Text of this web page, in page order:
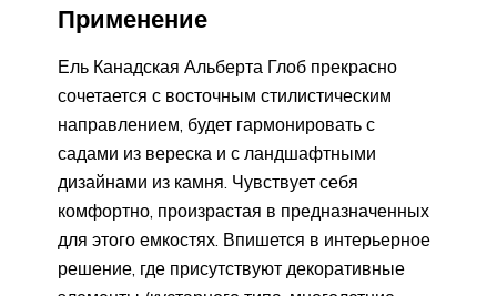
Применение
Ель Канадская Альберта Глоб прекрасно
сочетается с восточным стилистическим
направлением, будет гармонировать с
садами из вереска и с ландшафтными
дизайнами из камня. Чувствует себя
комфортно, произрастая в предназначенных
для этого емкостях. Впишется в интерьерное
решение, где присутствуют декоративные